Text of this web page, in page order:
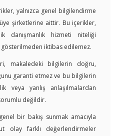
yalnızca genel bilgilendirme
şirketlerine aittir. Bu içerikler,
danışmanlık hizmeti niteliği
gösterilmeden iktibas edilemez.
makaledeki bilgilerin doğru,
garanti etmez ve bu bilgilerin
veya yanlış anlaşılmalardan
değildir.
bir bakış sunmak amacıyla
olay farklı değerlendirmeler